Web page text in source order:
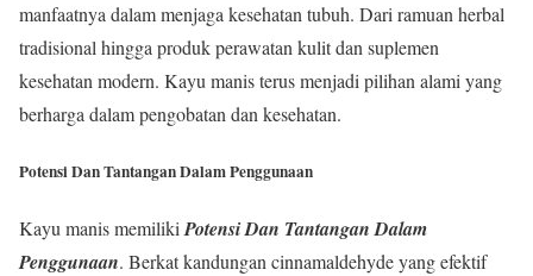
manfaatnya dalam menjaga kesehatan tubuh. Dari ramuan herbal
tradisional hingga produk perawatan kulit dan suplemen
kesehatan modern. Kayu manis terus menjadi pilihan alami yang
berharga dalam pengobatan dan kesehatan.
Potensi Dan Tantangan Dalam Penggunaan
Kayu manis memiliki Potensi Dan Tantangan Dalam
Penggunaan. Berkat kandungan cinnamaldehyde yang efektif